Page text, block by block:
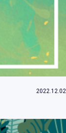
2022.12.02